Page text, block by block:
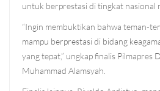
untuk berprestasi di tingkat nasional
“Ingin membuktikan bahwa teman-
mampu berprestasi di bidang
yang tepat,” ungkap finalis Pilmapres
Muhammad Alamsyah.